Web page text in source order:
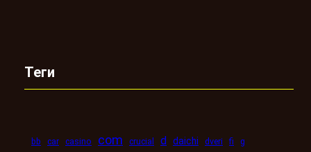
Теги
bb car casino com crucial d daichi dveri fi g